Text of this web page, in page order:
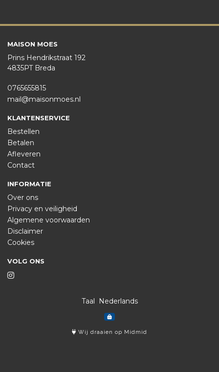
MAISON MOES
Prins Hendrikstraat 192
4835PT Breda
0765655815
mail@maisonmoes.nl
KLANTENSERVICE
Bestellen
Betalen
Afleveren
Contact
INFORMATIE
Over ons
Privacy en veiligheid
Algemene voorwaarden
Disclaimer
Cookies
VOLG ONS
Taal
Wij draaien op Midmid